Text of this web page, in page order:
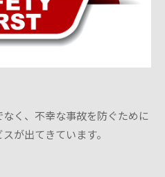
く、不幸な事故を防ぐために
が出てきています。